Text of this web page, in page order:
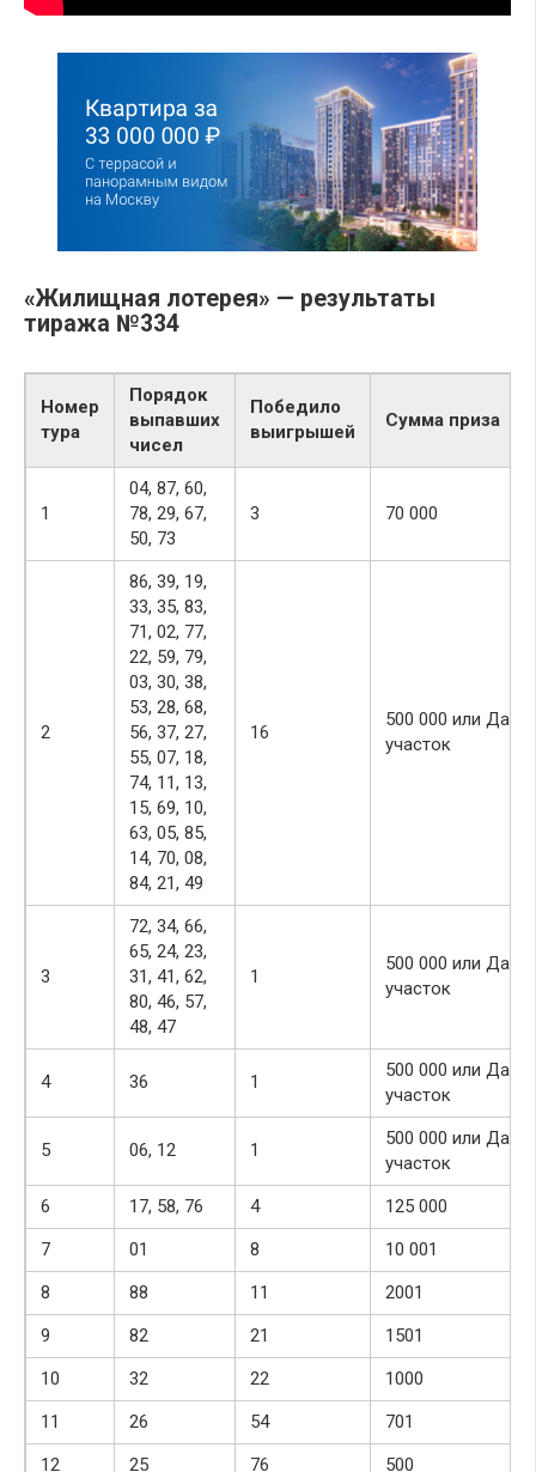
«Жилищная лотерея» — результаты
тиража №334
Номер
тура
Порядок
выпавших
чисел
Победило
выигрышей
Сумма приза
1
04, 87, 60,
78, 29, 67,
50, 73
3 70 000
2
86, 39, 19,
33, 35, 83,
71, 02, 77,
22, 59, 79,
03, 30, 38,
53, 28, 68,
56, 37, 27,
55, 07, 18,
74, 11, 13,
15, 69, 10,
63, 05, 85,
14, 70, 08,
84, 21, 49
16
500 000 или
участок
3
72, 34, 66,
65, 24, 23,
31, 41, 62,
80, 46, 57,
48, 47
1
500 000 или
участок
4 36 1
500 000 или
участок
5 06, 12 1
500 000 или
участок
6
17, 58, 76 4
125 000
7
01 8
10 001
8
88 11
2001
9
82 21
1501
10
32 22
1000
11
26 54
701
12
25 76 500